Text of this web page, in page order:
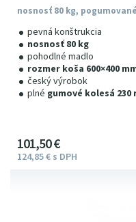
nosnosť 80 kg,
pevná konštrukcia
nosnosť 80 kg
pohodlné madlo
rozmer koša 600×400
český výrobok
plné gumové kolesá 230
101 50€
124 85€ s DPH